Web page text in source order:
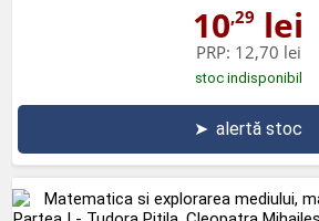
10,29 lei
PRP: 12,70 lei
stoc indisponibil
➤ alertă stoc